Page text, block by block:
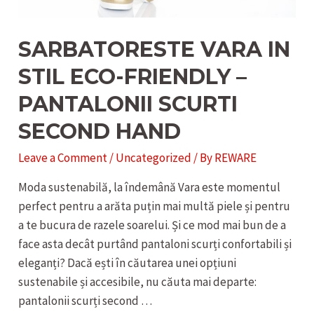
SARBATORESTE VARA IN
STIL ECO-FRIENDLY –
PANTALONII SCURTI
SECOND HAND
Leave a Comment/Uncategorized / ByREWARE
Moda sustenabilă, la îndemână Vara este momentul
perfect pentru a arăta puțin mai multă piele și pentru
a te bucura de razele soarelui. Și ce mod mai bun de a
face asta decât purtând pantaloni scurți confortabili și
eleganți? Dacă ești în căutarea unei opțiuni
sustenabile și accesibile, nu căuta mai departe:
pantalonii scurți second …